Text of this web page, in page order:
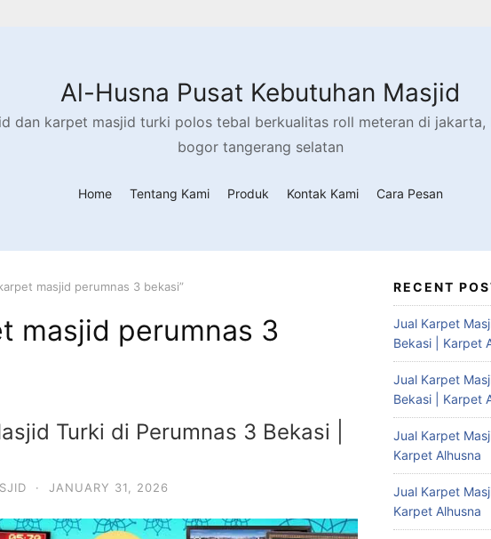
Al-Husna Pusat Kebutuhan Masjid
dan karpet masjid turki polos tebal berkualitas roll meteran di jakarta,
bogor tangerang selatan
Home Tentang Kami Produk Kontak Kami Cara Pesan
masjid perumnas 3 bekasi”
masjid perumnas 3
Turki di Perumnas 3 Bekasi |
· JANUARY 31, 2026
RECENT
Jual Karpet
Bekasi | Karpet
Jual Karpet
Bekasi | Karpet
Jual Karpet
Karpet Alhusna
Jual Karpet
Karpet Alhusna